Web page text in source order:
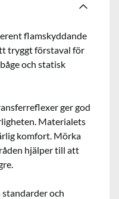
flamskyddande
tryggt förstaval för
och statisk
ger god
Materialets
komfort. Mörka
hjälper till att
och